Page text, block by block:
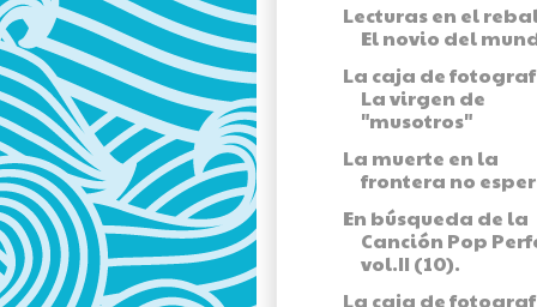
Lecturas en el
El novio del
La caja de
La virgen de
"musotros"
La muerte en la
frontera no
En búsqueda de la
Canción Pop
vol.II (10).
La caja de